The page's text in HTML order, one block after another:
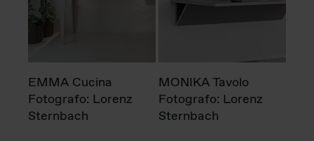
EMMA Cucina
Fotografo: Lorenz
Sternbach
MONIKA Tavolo
Fotografo: Lorenz
Sternbach